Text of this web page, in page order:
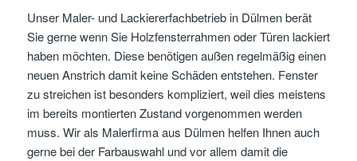
Unser Maler- und Lackiererfachbetrieb in Dülmen berät
Sie gerne wenn Sie Holzfensterrahmen oder Türen lackiert
haben möchten. Diese benötigen außen regelmäßig einen
neuen Anstrich damit keine Schäden entstehen. Fenster
zu streichen ist besonders kompliziert, weil dies meistens
im bereits montierten Zustand vorgenommen werden
muss. Wir als Malerfirma aus Dülmen helfen Ihnen auch
gerne bei der Farbauswahl und vor allem damit die